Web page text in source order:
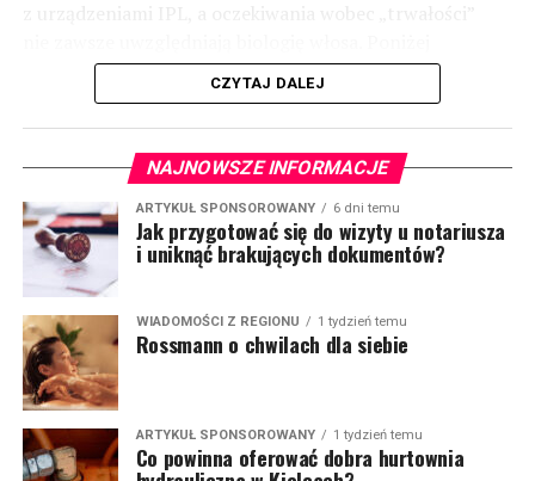
uporządkowano najważniejsze informacje: jak działa
technologia, kiedy ma uzasadnienie i o czym pamiętać
w praktyce.(więcej…)
CZYTAJ DALEJ
NAJNOWSZE INFORMACJE
ARTYKUŁ SPONSOROWANY 6 dni temu
Jak przygotować się do wizyty u notariusza
i uniknąć brakujących dokumentów?
WIADOMOŚCI Z REGIONU 1 tydzień temu
Rossmann o chwilach dla siebie
ARTYKUŁ SPONSOROWANY 1 tydzień temu
Co powinna oferować dobra hurtownia